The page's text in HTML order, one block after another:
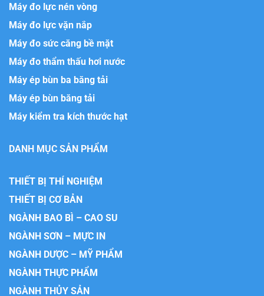
Máy đo lực nén vòng
Máy đo lực vặn nắp
Máy đo sức căng bề mặt
Máy đo thẩm thấu hơi nước
Máy ép bùn ba băng tải
Máy ép bùn băng tải
Máy kiểm tra kích thước hạt
DANH MỤC SẢN PHẨM
THIẾT BỊ THÍ NGHIỆM
THIẾT BỊ CƠ BẢN
NGÀNH BAO BÌ – CAO SU
NGÀNH SƠN – MỰC IN
NGÀNH DƯỢC – MỸ PHẨM
NGÀNH THỰC PHẨM
NGÀNH THỦY SẢN